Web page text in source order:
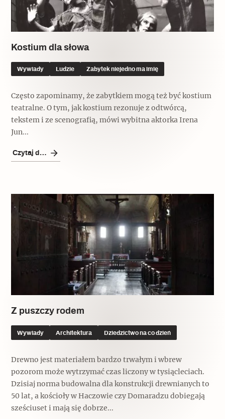
Kostium dla słowa
Wywiady Ludzie Zabytek niejedno ma imię
Często zapominamy, że zabytkiem mogą też być kostium
teatralne. O tym, jak kostium rezonuje z odtwórcą,
tekstem i ze scenografią, mówi wybitna aktorka Irena
Jun...
Czytaj dalej
Z puszczy rodem
Wywiady Architektura Dziedzictwo na co dzień
Drewno jest materiałem bardzo trwałym i wbrew
pozorom może wytrzymać czas liczony w tysiącleciach.
Dzisiaj norma budowalna dla konstrukcji drewnianych to
50 lat, a kościoły w Haczowie czy Domaradzu dobiegają
sześciuset i mają się dobrze...